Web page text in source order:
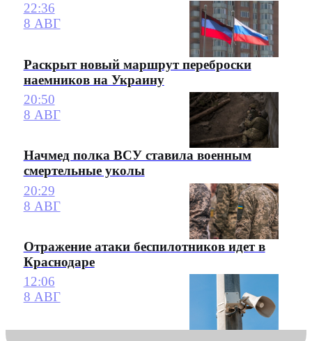
22:36
8 АВГ
Раскрыт новый маршрут переброски
наемников на Украину
20:50
8 АВГ
Начмед полка ВСУ ставила военным
смертельные уколы
20:29
8 АВГ
Отражение атаки беспилотников идет в
Краснодаре
12:06
8 АВГ